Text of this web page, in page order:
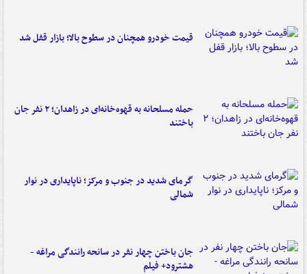
قیمت خودرو همچنان در سطوح بالا؛ بازار قفل شد
حمله مسلحانه به قهوه‌خانه‌ای در زاهدان؛ ۲ نفر جان
باختند
گرمای شدید در جنوب و مرکز؛ ناپایداری در نوار
شمالی
جان باختن چهار نفر در سانحه رانندگی مراغه -
هشترود+ فیلم